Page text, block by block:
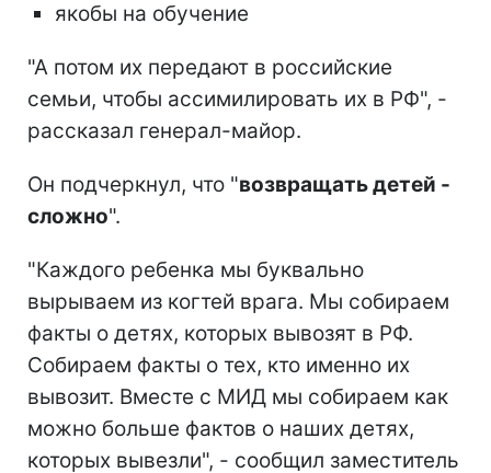
якобы на обучение
"А потом их передают в российские
семьи, чтобы ассимилировать их в РФ", -
рассказал генерал-майор.
Он подчеркнул, что "возвращать детей -
сложно".
"Каждого ребенка мы буквально
вырываем из когтей врага. Мы собираем
факты о детях, которых вывозят в РФ.
Собираем факты о тех, кто именно их
вывозит. Вместе с МИД мы собираем как
можно больше фактов о наших детях,
которых вывезли", - сообщил заместитель